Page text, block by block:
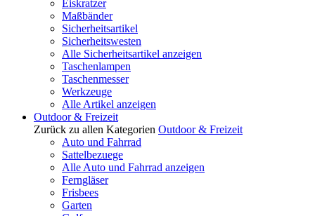
Eiskratzer
Maßbänder
Sicherheitsartikel
Sicherheitswesten
Alle Sicherheitsartikel anzeigen
Taschenlampen
Taschenmesser
Werkzeuge
Alle Artikel anzeigen
Outdoor & Freizeit
Zurück zu allen Kategorien Outdoor & Freizeit
Auto und Fahrrad
Sattelbezuege
Alle Auto und Fahrrad anzeigen
Ferngläser
Frisbees
Garten